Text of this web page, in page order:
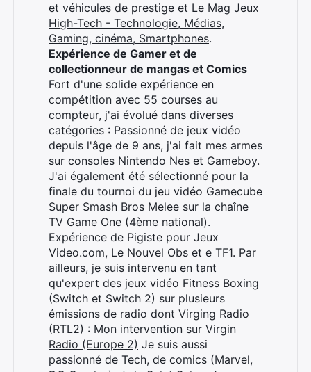
et véhicules de prestige et Le Mag Jeux
High-Tech - Technologie, Médias,
Gaming, cinéma, Smartphones.
Expérience de Gamer et de
collectionneur de mangas et Comics
Fort d'une solide expérience en
compétition avec 55 courses au
compteur, j'ai évolué dans diverses
catégories : Passionné de jeux vidéo
depuis l'âge de 9 ans, j'ai fait mes armes
sur consoles Nintendo Nes et Gameboy.
J'ai également été sélectionné pour la
finale du tournoi du jeu vidéo Gamecube
Super Smash Bros Melee sur la chaîne
TV Game One (4ème national).
Expérience de Pigiste pour Jeux
Video.com, Le Nouvel Obs et e TF1. Par
ailleurs, je suis intervenu en tant
qu'expert des jeux vidéo Fitness Boxing
(Switch et Switch 2) sur plusieurs
émissions de radio dont Virging Radio
(RTL2) : Mon intervention sur Virgin
Radio (Europe 2) Je suis aussi
passionné de Tech, de comics (Marvel,